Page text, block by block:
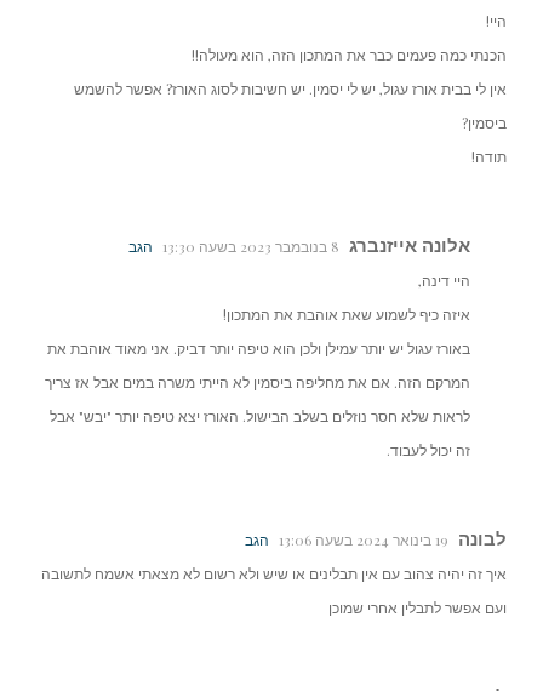
היי!
הכנתי כמה פעמים כבר את המתכון הזה, הוא מעולה!!
אין לי בבית אורז עגול, יש לי יסמין. יש חשיבות לסוג האורז? אפשר להשמש
ביסמין?
תודה!
אלונה אייזנברג 8 בנובמבר 2023 בשעה 13:30
הגב
היי דינה,
איזה כיף לשמוע שאת אוהבת את המתכון!
באורז עגול יש יותר עמילן ולכן הוא טיפה יותר דביק. אני מאוד אוהבת את
המרקם הזה. אם את מחליפה ביסמין לא הייתי משרה במים אבל אז צריך
לראות שלא חסר נוזלים בשלב הבישול. האורז יצא טיפה יותר "יבש" אבל
זה יכול לעבוד.
לבונה 19 בינואר 2024 בשעה 13:06
הגב
איך זה יהיה צהוב עם אין תבלינים או שיש ולא רשום לא מצאתי אשמח לתשובה
ועם אפשר לתבלין אחרי שמוכן